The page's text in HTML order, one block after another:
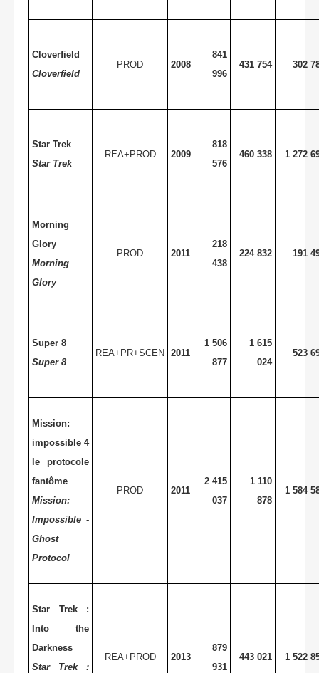
Cloverfield
Cloverfield
PROD 2008
841
996
431 754 302
Star Trek
Star Trek
REA+PROD 2009
818
576
460 338 1 272
Morning
Glory
Morning
Glory
PROD 2011
218
438
224 832 191
Super 8
Super 8
REA+PR+SCEN 2011
1 506
877
1 615
024
523
Mission:
impossible 4
le protocole
fantôme
Mission:
Impossible -
Ghost
Protocol
PROD 2011
2 415
037
1 110
878
1 584
Star Trek :
Into the
Darkness
Star Trek :
REA+PROD 2013
879
931
443 021 1 522